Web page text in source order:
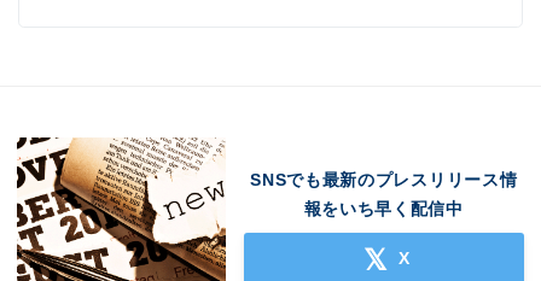
SNSでも最新のプレスリリース情
報をいち早く配信中
X